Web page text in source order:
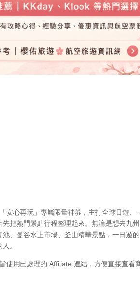
安心再玩」專屬限量神券，主打全球日遊、
把熱門景點行程整理起來。無論是想去九
、曼谷水上市場、釜山精華景點，一日遊
。
使用已處理的 Affiliate 連結，方便直接查看